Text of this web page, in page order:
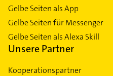
Gelbe Seiten als App
Gelbe Seiten für Messenger
Gelbe Seiten als Alexa Skill
Unsere Partner
Kooperationspartner